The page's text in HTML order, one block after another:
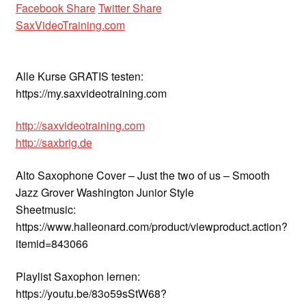
Facebook ShareTwitter Share
SaxVideoTraining.com
Alle Kurse GRATIS testen:
https://my.saxvideotraining.com
http://saxvideotraining.com
http://saxbrig.de
Alto Saxophone Cover – Just the two of us – Smooth
Jazz Grover Washington Junior Style
Sheetmusic:
https://www.halleonard.com/product/viewproduct.action?
itemid=843066
Playlist Saxophon lernen:
https://youtu.be/83o59sStW68?